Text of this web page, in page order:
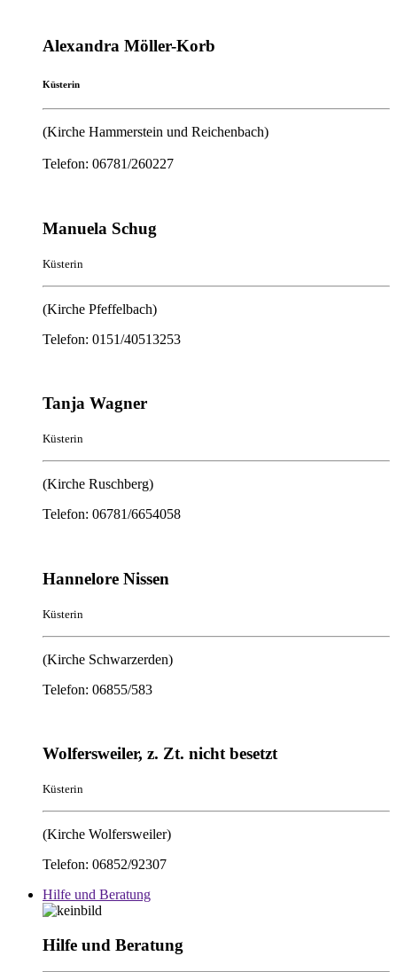
Alexandra Möller-Korb
Küsterin
(Kirche Hammerstein und Reichenbach)
Telefon: 06781/260227
Manuela Schug
Küsterin
(Kirche Pfeffelbach)
Telefon: 0151/40513253
Tanja Wagner
Küsterin
(Kirche Ruschberg)
Telefon: 06781/6654058
Hannelore Nissen
Küsterin
(Kirche Schwarzerden)
Telefon: 06855/583
Wolfersweiler, z. Zt. nicht besetzt
Küsterin
(Kirche Wolfersweiler)
Telefon: 06852/92307
Hilfe und Beratung
Hilfe und Beratung